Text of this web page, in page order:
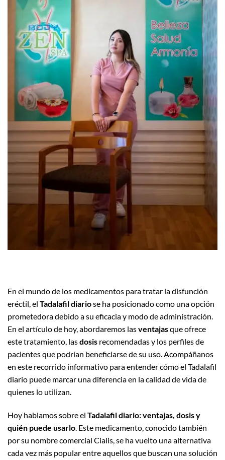
En el mundo de los medicamentos para tratar la disfunción
eréctil, el Tadalafil diariose ha posicionado como una opción
prometedora debido a su eficacia y modo de administración.
En el artículo de hoy, abordaremos lasventajasque ofrece
este tratamiento, lasdosis recomendadas y los perfiles de
pacientes que podrían beneficiarse de su uso. Acompáñanos
en este recorrido informativo para entender cómo el Tadalafil
diario puede marcar una diferencia en la calidad de vida de
quienes lo utilizan.
Hoy hablamos sobre el Tadalafil diario: ventajas, dosis y
quién puede usarlo. Este medicamento, conocido también
por su nombre comercial Cialis, se ha vuelto una alternativa
cada vez más popular entre aquellos que buscan una solución